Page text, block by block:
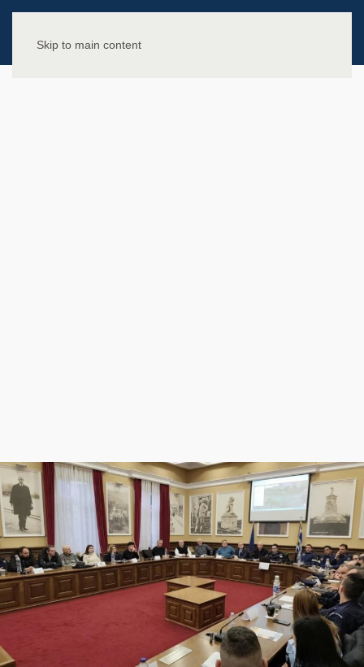
Skip to main content